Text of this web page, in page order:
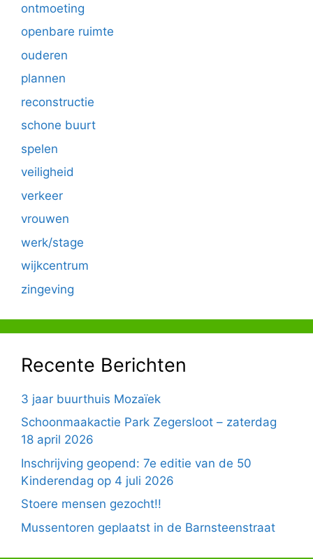
ontmoeting
openbare ruimte
ouderen
plannen
reconstructie
schone buurt
spelen
veiligheid
verkeer
vrouwen
werk/stage
wijkcentrum
zingeving
Recente Berichten
3 jaar buurthuis Mozaïek
Schoonmaakactie Park Zegersloot – zaterdag
18 april 2026
Inschrijving geopend: 7e editie van de 50
Kinderendag op 4 juli 2026
Stoere mensen gezocht!!
Mussentoren geplaatst in de Barnsteenstraat